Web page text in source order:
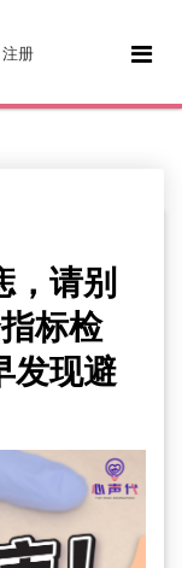
册
，请别
标检
发现避